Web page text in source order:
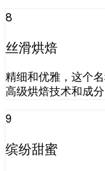
8
丝滑烘焙
精细和优雅，这个
高级烘焙技术和成分
9
缤纷甜蜜